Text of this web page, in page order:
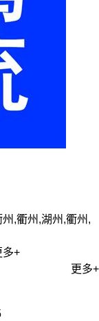
,衢州,湖州,衢州,
多+
更多+